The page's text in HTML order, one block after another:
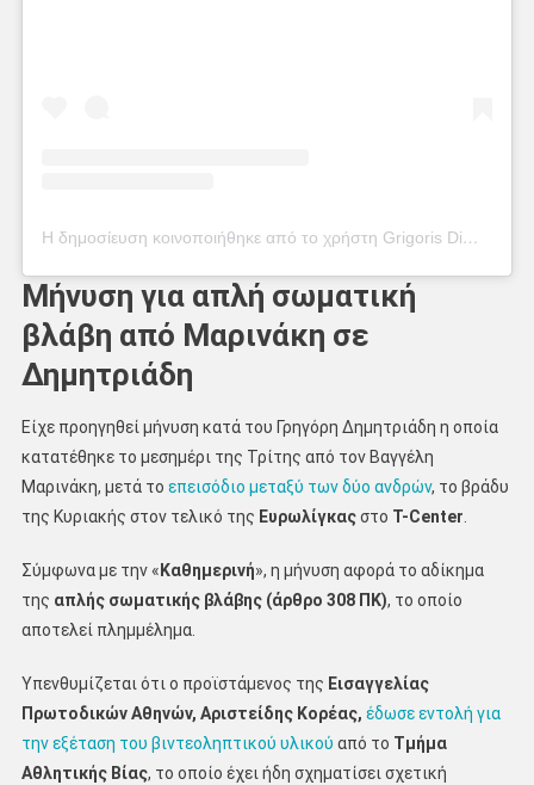
Η δημοσίευση κοινοποιήθηκε από το χρήστη Grigoris Dimitriadis (@dimitriadis_gr)
Μήνυση για απλή σωματική
βλάβη από Μαρινάκη σε
Δημητριάδη
Είχε προηγηθεί μήνυση κατά του Γρηγόρη Δημητριάδη η οποία
κατατέθηκε το μεσημέρι της Τρίτης από τον Βαγγέλη
Μαρινάκη, μετά το επεισόδιο μεταξύ των δύο ανδρών, το βράδυ
της Κυριακής στον τελικό της Ευρωλίγκαςστο T-Center
Σύμφωνα με την « Καθημερινή», η μήνυση αφορά το αδίκημα
της απλής σωματικής βλάβης (άρθρο 308 ΠΚ), το οποίο
αποτελεί πλημμέλημα.
Υπενθυμίζεται ότι ο προϊστάμενος της Εισαγγελίας
Πρωτοδικών Αθηνών, Αριστείδης Κορέας, έδωσε εντολή για
την εξέταση του βιντεοληπτικού υλικού από το Τμήμα
Αθλητικής Βίας, το οποίο έχει ήδη σχηματίσει σχετική